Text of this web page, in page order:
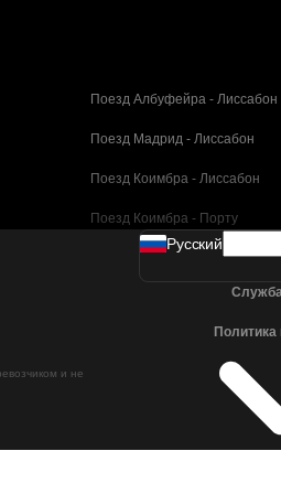
Поезд Албуфейра - Лиссабон
Поезд Мадрид - Лиссабон
Поезд Коимбра - Лиссабон
Поезд Коимбра - Порту
Поезд Валенсия - Барселона
Поезд Севилья - Барселона
Поезд Малага - Барселона
Поезд Малага - Мадрид
и не
Pусский